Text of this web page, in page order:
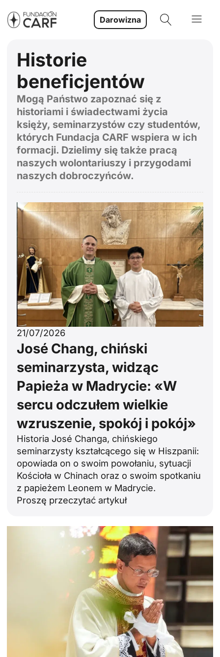
Darowizna
Historie
beneficjentów
Mogą Państwo zapoznać się z
historiami i świadectwami życia
księży, seminarzystów czy studentów,
których Fundacja CARF wspiera w ich
formacji. Dzielimy się także pracą
naszych wolontariuszy i przygodami
naszych dobroczyńców.
21/07/2026
José Chang, chiński
seminarzysta, widząc
Papieża w Madrycie: «W
sercu odczułem wielkie
wzruszenie, spokój i pokój»
Historia José Changa, chińskiego
seminarzysty kształcącego się w Hiszpanii:
opowiada on o swoim powołaniu, sytuacji
Kościoła w Chinach oraz o swoim spotkaniu
z papieżem Leonem w Madrycie.
Proszę przeczytać artykuł